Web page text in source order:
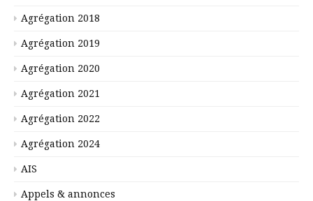
Agrégation 2018
Agrégation 2019
Agrégation 2020
Agrégation 2021
Agrégation 2022
Agrégation 2024
AIS
Appels & annonces